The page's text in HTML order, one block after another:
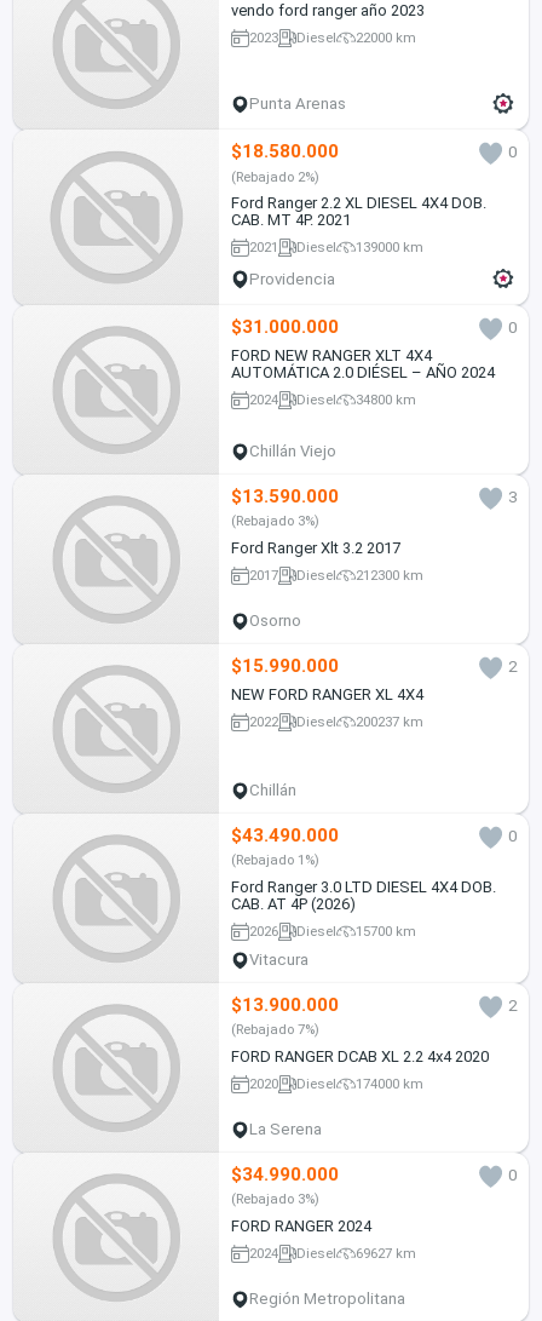
vendo ford ranger año 2023
2023 Diesel 22000 km
Punta Arenas
$18.580.000 0
(Rebajado 2%)
Ford Ranger 2.2 XL DIESEL 4X4 DOB.
CAB. MT 4P. 2021
2021 Diesel 139000 km
Providencia
$31.000.000
0
FORD NEW RANGER XLT 4X4
AUTOMÁTICA 2.0 DIÉSEL – AÑO 2024
2024 Diesel 34800 km
Chillán Viejo
$13.590.000 3
(Rebajado 3%)
Ford Ranger Xlt 3.2 2017
2017 Diesel 212300 km
Osorno
$15.990.000
2
NEW FORD RANGER XL 4X4
2022 Diesel 200237 km
Chillán
$43.490.000 0
(Rebajado 1%)
Ford Ranger 3.0 LTD DIESEL 4X4 DOB.
CAB. AT 4P (2026)
2026 Diesel 15700 km
Vitacura
$13.900.000 2
(Rebajado 7%)
FORD RANGER DCAB XL 2.2 4x4 2020
2020 Diesel 174000 km
La Serena
$34.990.000 0
(Rebajado 3%)
FORD RANGER 2024
2024 Diesel 69627 km
Región Metropolitana